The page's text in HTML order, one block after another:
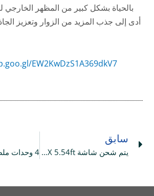
بالحياة بشكل كبير من المظهر الخارجي
أدى إلى جذب المزيد من الزوار وتعزيز
EW2KwDzS1A369dkV7
سابق
يتم شحن شاشة O-Tile Plus P1.25 COB 9.84ft X 5.54ft الداخلية HD LED إلى الولايات المتحدة الأمريكية